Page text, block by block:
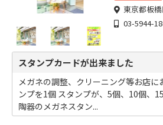
東京都板
03-5944-
スタンプカードが出来ました
メガネの調整、クリーニング等お店に
ンプを1個 スタンプが、5個、10個、
陶器のメガネスタン...